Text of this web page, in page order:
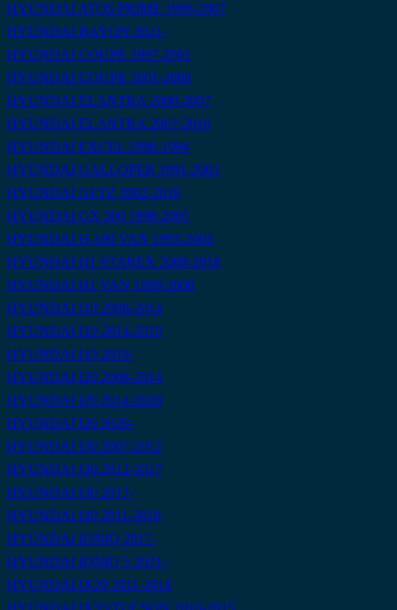
HYUNDAI ATOS PRIME 1999-2007
HYUNDAI BAYON 2021-
HYUNDAI COUPE 1997-2001
HYUNDAI COUPE 2001-2008
HYUNDAI ELANTRA 2000-2007
HYUNDAI ELANTRA 2007-2010
HYUNDAI EXCEL 1990-1994
HYUNDAI GALLOPER 1991-2003
HYUNDAI GETZ 2002-2010
HYUNDAI GX 300 1998-2005
HYUNDAI H-100 VAN 1993-2003
HYUNDAI H1 STAREX 2008-2018
HYUNDAI H1 VAN 1998-2008
HYUNDAI I10 2008-2014
HYUNDAI I10 2014-2019
HYUNDAI I10 2019-
HYUNDAI I20 2008-2014
HYUNDAI I20 2014-2020
HYUNDAI I20 2020-
HYUNDAI I30 2007-2012
HYUNDAI I30 2012-2017
HYUNDAI I30 2017-
HYUNDAI I40 2011-2018
HYUNDAI IONIQ 2017-
HYUNDAI IONIQ 5 2021-
HYUNDAI IX20 2011-2018